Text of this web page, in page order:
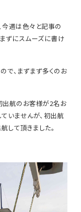
今週は色々と記事の
ずにスムーズに書け
で、まずまず多くのお
出航のお客様が2名お
いませんが、初出航
て頂きました。